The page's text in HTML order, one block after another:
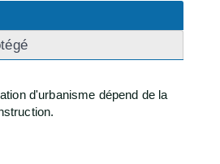
d'urbanisme dépend de la